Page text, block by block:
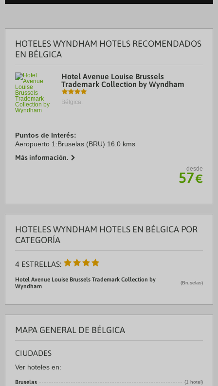
HOTELES WYNDHAM HOTELS RECOMENDADOS
EN BÉLGICA
Hotel Avenue Louise Brussels
Trademark Collection by Wyndham
Bélgica.
Puntos de Interés:
Aeropuerto 1:Bruselas (BRU) 16.0 kms
Más información.
desde
57€
HOTELES WYNDHAM HOTELS EN BÉLGICA POR
CATEGORÍA
4 ESTRELLAS:
Hotel Avenue Louise Brussels Trademark Collection by
Wyndham
(Bruselas)
MAPA GENERAL DE BÉLGICA
CIUDADES
Ver hoteles en:
Bruselas (1 hotel)